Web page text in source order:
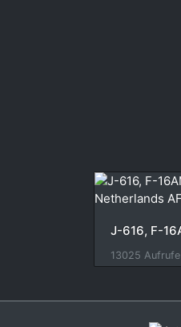
13025 Aufrufe